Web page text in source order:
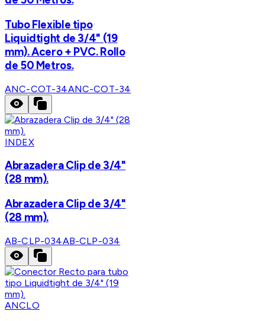
Tubo Flexible tipo
Liquidtight de 3/4" (19
mm). Acero + PVC. Rollo
de 50 Metros.
ANC-COT-34ANC-COT-34
INDEX
Abrazadera Clip de 3/4"
(28 mm).
Abrazadera Clip de 3/4"
(28 mm).
AB-CLP-034AB-CLP-034
ANCLO